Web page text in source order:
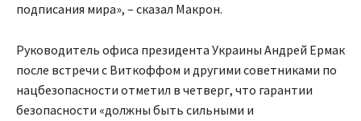
подписания мира», – сказал Макрон.
Руководитель офиса президента Украины Андрей Ермак
после встречи с Виткоффом и другими советниками по
нацбезопасности отметил в четверг, что гарантии
безопасности «должны быть сильными и